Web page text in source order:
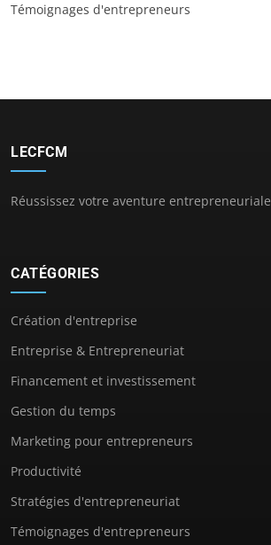
Témoignages d'entrepreneurs
LECFCM
Réussissez votre aventure entrepreneuriale
CATÉGORIES
Création d'entreprise
Entreprise & Entrepreneuriat
Financement et investissement
Gestion du temps
Marketing pour entrepreneurs
Productivité
Stratégies d'entrepreneuriat
Témoignages d'entrepreneurs